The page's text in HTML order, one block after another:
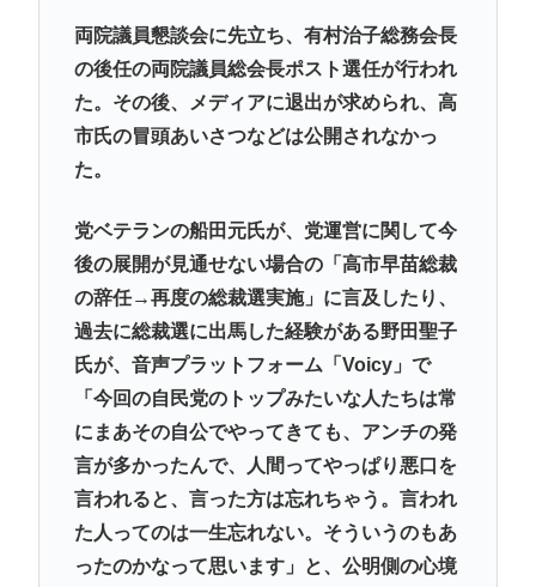
両院議員懇談会に先立ち、有村治子総務会長
の後任の両院議員総会長ポスト選任が行われ
た。その後、メディアに退出が求められ、高
市氏の冒頭あいさつなどは公開されなかっ
た。
党ベテランの船田元氏が、党運営に関して今
後の展開が見通せない場合の「高市早苗総裁
の辞任→再度の総裁選実施」に言及したり、
過去に総裁選に出馬した経験がある野田聖子
氏が、音声プラットフォーム「Voicy」で
「今回の自民党のトップみたいな人たちは常
にまあその自公でやってきても、アンチの発
言が多かったんで、人間ってやっぱり悪口を
言われると、言った方は忘れちゃう。言われ
た人ってのは一生忘れない。そういうのもあ
ったのかなって思います」と、公明側の心境